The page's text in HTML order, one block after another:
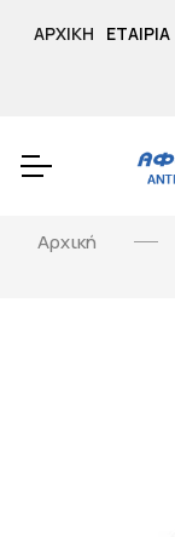
ΑΡΧΙΚΉ ΕΤΑΙΡΊΑ
Αρχική